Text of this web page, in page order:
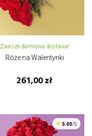
Zawsze darmowa dostawa!
Róże na Walentynki
261,00 zł
5.00/5